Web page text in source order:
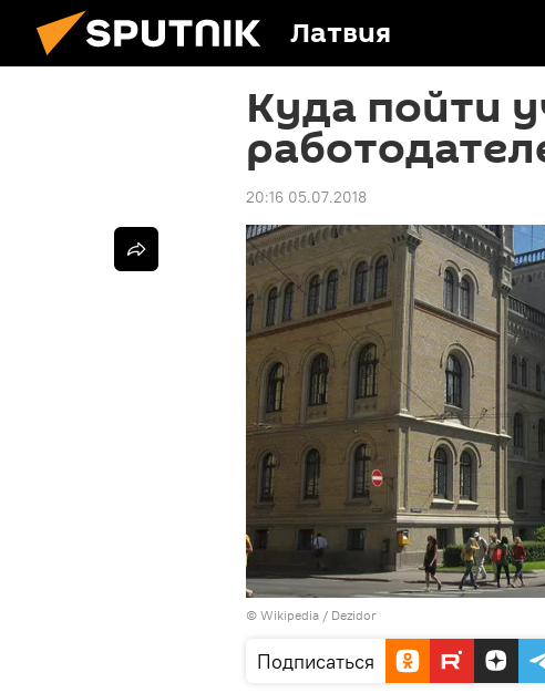
Латвия
Куда пойти
20:16 05.07.2018
© Wikipedia / Dezidor
Подписаться